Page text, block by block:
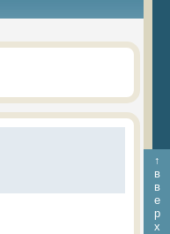
↑
в
в
е
р
х